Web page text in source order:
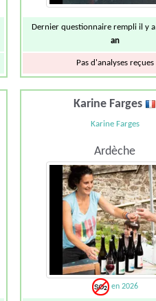
Dernier questionnaire rempli il y a
an
Pas d'analyses reçues
Karine Farges
Karine Farges
Ardèche
en 2026